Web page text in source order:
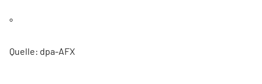
°
Quelle: dpa-AFX